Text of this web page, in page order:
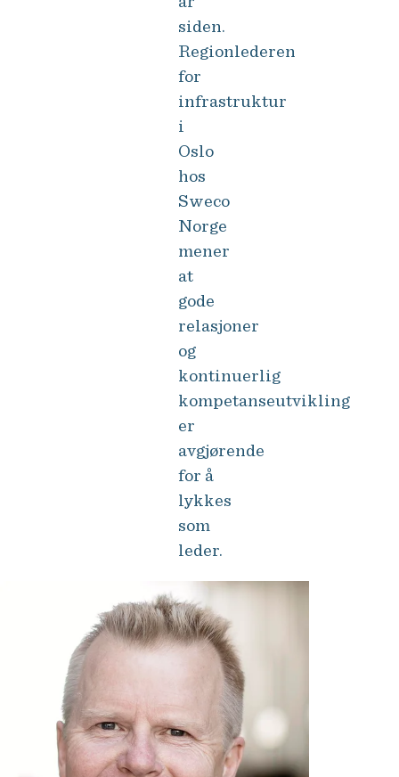
siden.
Regionlederen
for
infrastruktur
i
Oslo
hos
Sweco
Norge
mener
at
gode
relasjoner
og
kontinuerlig
kompetanseutvikling
er
avgjørende
for å
lykkes
som
leder.